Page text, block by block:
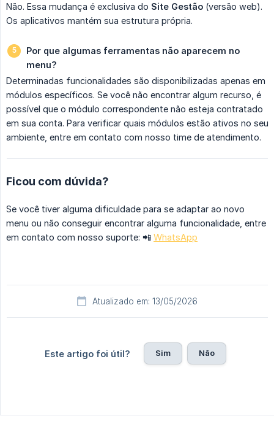
Não. Essa mudança é exclusiva do Site Gestão (versão web).
Os aplicativos mantém sua estrutura própria.
Por que algumas ferramentas não aparecem no
menu?
Determinadas funcionalidades são disponibilizadas apenas em
módulos específicos. Se você não encontrar algum recurso, é
possível que o módulo correspondente não esteja contratado
em sua conta. Para verificar quais módulos estão ativos no seu
ambiente, entre em contato com nosso time de atendimento.
Ficou com dúvida?
Se você tiver alguma dificuldade para se adaptar ao novo
menu ou não conseguir encontrar alguma funcionalidade, entre
em contato com nosso suporte: 📲 WhatsApp
Atualizado em: 13/05/2026
Este artigo foi útil? Sim Não